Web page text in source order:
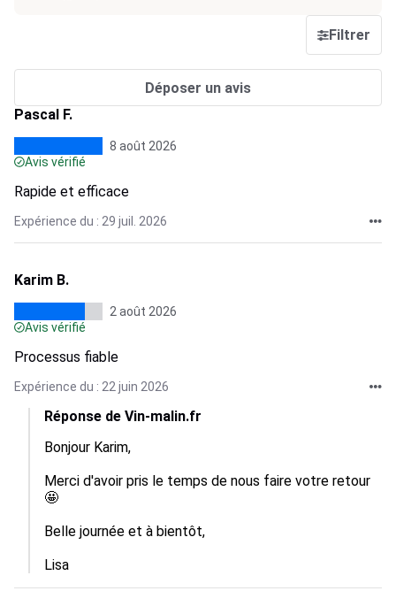
Filtrer
Déposer un avis
Pascal F.
8 août 2026
Avis vérifié
Rapide et efficace
Expérience du : 29 juil. 2026
Karim B.
2 août 2026
Avis vérifié
Processus fiable
Expérience du : 22 juin 2026
Réponse de Vin-malin.fr
Bonjour Karim,
Merci d'avoir pris le temps de nous faire votre retour
🤩
Belle journée et à bientôt,
Lisa